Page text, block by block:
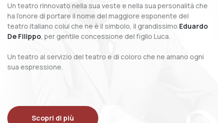
Un teatro rinnovato nella sua veste e nella sua personalità che
ha l’onore di portare il nome del maggiore esponente del
teatro italiano colui che ne è il simbolo, il grandissimo Eduardo
De Filippo, per gentile concessione del figlio Luca.
Un teatro al servizio del teatro e di coloro che ne amano ogni
sua espressione.
Scopri di più